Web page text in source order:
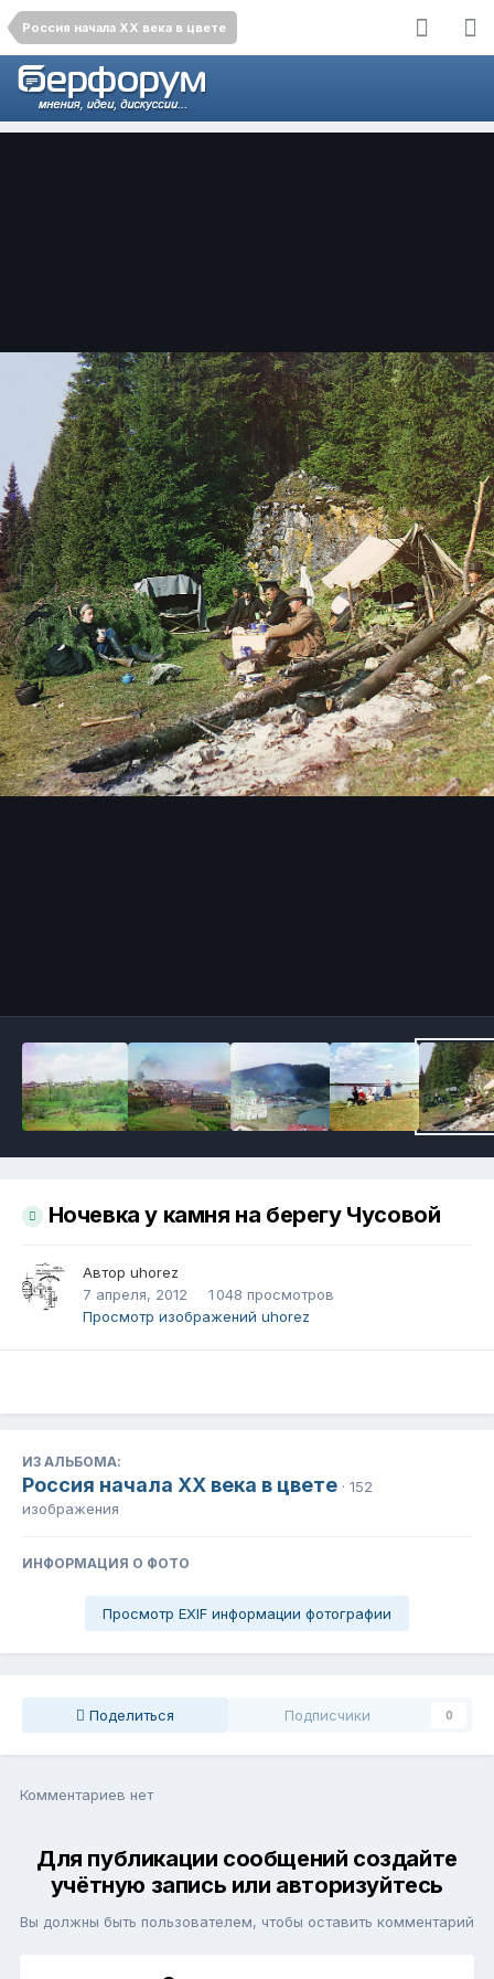
Россия начала ХХ века в цвете
Ночевка у камня на берегу Чусовой
Автор uhorez
7 апреля, 2012
1 048 просмотров
Просмотр изображений uhorez
ИЗ АЛЬБОМА:
Россия начала ХХ века в цвете · 152
изображения
ИНФОРМАЦИЯ О ФОТО
Просмотр EXIF информации фотографии
Поделиться Подписчики 0
Комментариев нет
Для публикации сообщений создайте
учётную запись или авторизуйтесь
Вы должны быть пользователем, чтобы оставить комментарий